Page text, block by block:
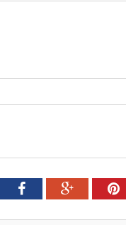
FacebookGoogle+